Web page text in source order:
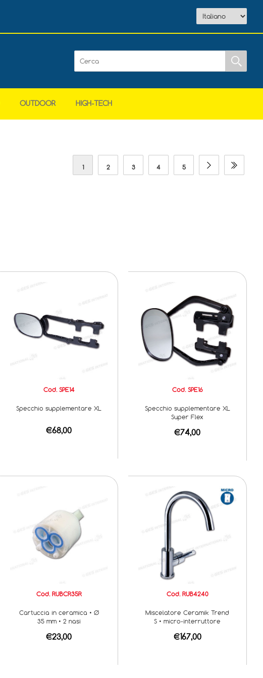
OUTDOOR HIGH-TECH
1 2 3 4 5
Cod. SPE14
Specchio supplementare XL
€68,00
Cod. SPE16
Specchio supplementare XL
Super Flex
€74,00
Cod. RUBCR35R
Cartuccia in ceramica • Ø
35 mm • 2 nasi
€23,00
Cod. RUB4240
Miscelatore Ceramik Trend
S • micro-interruttore
€167,00